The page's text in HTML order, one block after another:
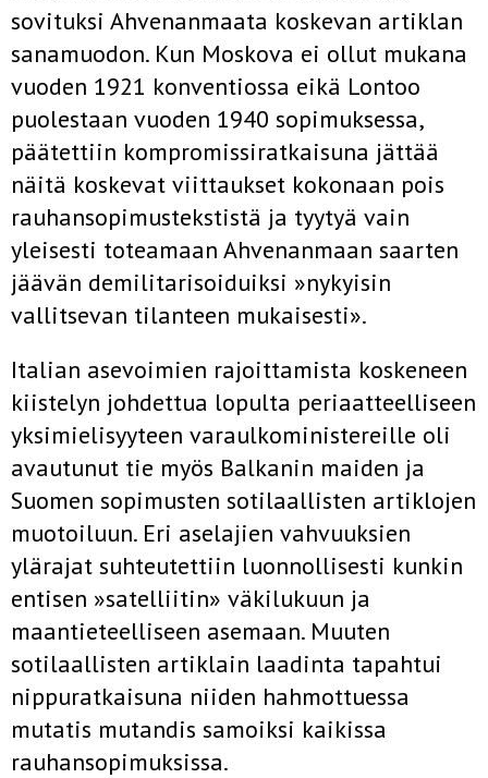
sovituksi Ahvenanmaata koskevan artiklan
sanamuodon. Kun Moskova ei ollut mukana
vuoden 1921 konventiossa eikä Lontoo
puolestaan vuoden 1940 sopimuksessa,
päätettiin kompromissiratkaisuna jättää
näitä koskevat viittaukset kokonaan pois
rauhansopimustekstistä ja tyytyä vain
yleisesti toteamaan Ahvenanmaan saarten
jäävän demilitarisoiduiksi »nykyisin
vallitsevan tilanteen mukaisesti».
Italian asevoimien rajoittamista koskeneen
kiistelyn johdettua lopulta periaatteelliseen
yksimielisyyteen varaulkoministereille oli
avautunut tie myös Balkanin maiden ja
Suomen sopimusten sotilaallisten artiklojen
muotoiluun. Eri aselajien vahvuuksien
ylärajat suhteutettiin luonnollisesti kunkin
entisen »satelliitin» väkilukuun ja
maantieteelliseen asemaan. Muuten
sotilaallisten artiklain laadinta tapahtui
nippuratkaisuna niiden hahmottuessa
mutatis mutandis samoiksi kaikissa
rauhansopimuksissa.